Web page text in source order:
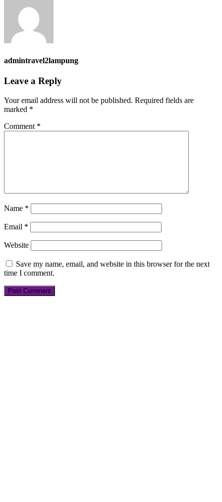
admintravel2lampung
Leave a Reply
Your email address will not be published. Required fields are
marked *
Comment *
Name *
Email *
Website
Save my name, email, and website in this browser for the next
time I comment.